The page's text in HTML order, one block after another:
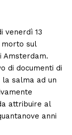
venerdì 13
morto sul
Amsterdam.
di documenti di
salma ad un
attribuire al
anni